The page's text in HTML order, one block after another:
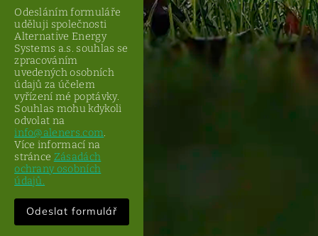
Odesláním formuláře
uděluji společnosti
Alternative Energy
Systems a.s. souhlas se
zpracováním
uvedených osobních
údajů za účelem
vyřízení mé poptávky.
Souhlas mohu kdykoli
odvolat na
info@aleners.com.
Více informací na
stránce Zásadách
ochrany osobních
údajů.